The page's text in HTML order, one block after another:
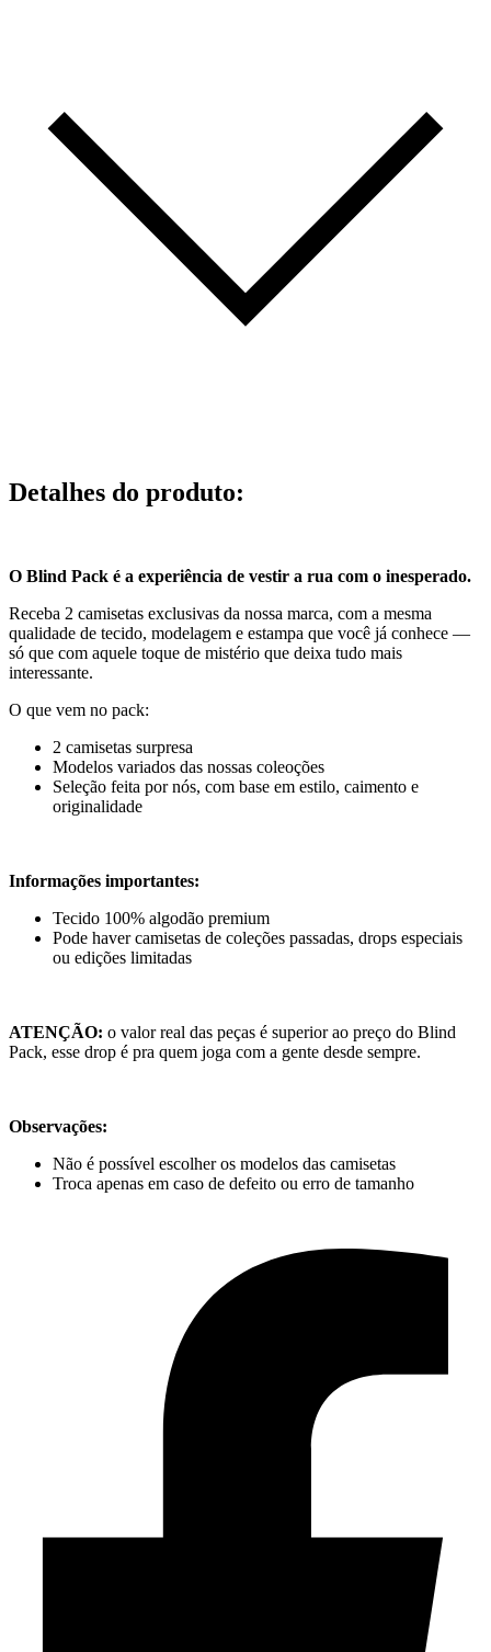
Detalhes do produto:
O Blind Pack é a experiência de vestir a rua com o inesperado.
Receba 2 camisetas exclusivas da nossa marca, com a mesma
qualidade de tecido, modelagem e estampa que você já conhece —
só que com aquele toque de mistério que deixa tudo mais
interessante.
O que vem no pack:
2 camisetas surpresa
Modelos variados das nossas coleoções
Seleção feita por nós, com base em estilo, caimento e
originalidade
Informações importantes:
Tecido 100% algodão premium
Pode haver camisetas de coleções passadas, drops especiais
ou edições limitadas
ATENÇÃO: o valor real das peças é superior ao preço do Blind
Pack, esse drop é pra quem joga com a gente desde sempre.
Observações:
Não é possível escolher os modelos das camisetas
Troca apenas em caso de defeito ou erro de tamanho